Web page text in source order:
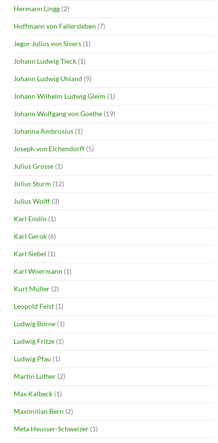
Hermann Lingg (2)
Hoffmann von Fallersleben (7)
Jegor Julius von Sivers (1)
Johann Ludwig Tieck (1)
Johann Ludwig Uhland (9)
Johann Wilhelm Ludwig Gleim (1)
Johann Wolfgang von Goethe (19)
Johanna Ambrosius (1)
Joseph von Eichendorff (5)
Julius Grosse (1)
Julius Sturm (12)
Julius Wolff (3)
Karl Enslin (1)
Karl Gerok (6)
Karl Siebel (1)
Karl Woermann (1)
Kurt Müller (2)
Leopold Feist (1)
Ludwig Börne (1)
Ludwig Fritze (1)
Ludwig Pfau (1)
Martin Luther (2)
Max Kalbeck (1)
Maximilian Bern (2)
Meta Heusser-Schweizer (1)